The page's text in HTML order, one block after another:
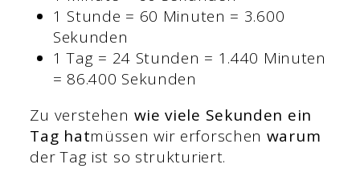
1 Stunde = 60 Minuten = 3.600
Sekunden
1 Tag = 24 Stunden = 1.440 Minuten
= 86.400 Sekunden
Zu verstehen wie viele Sekunden ein
Tag hatmüssen wir erforschen warum
der Tag ist so strukturiert.